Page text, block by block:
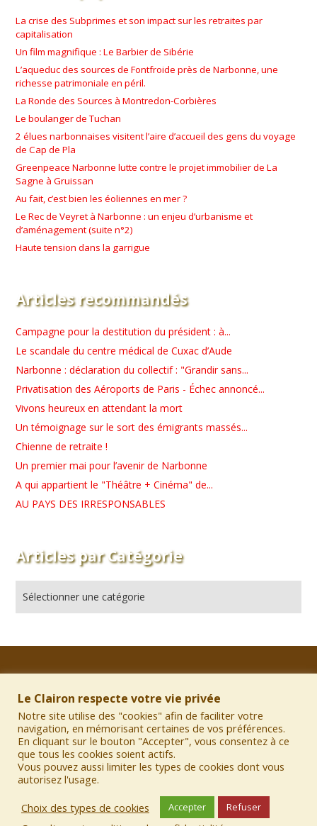
La crise des Subprimes et son impact sur les retraites par
capitalisation
Un film magnifique : Le Barbier de Sibérie
L’aqueduc des sources de Fontfroide près de Narbonne, une
richesse patrimoniale en péril.
La Ronde des Sources à Montredon-Corbières
Le boulanger de Tuchan
2 élues narbonnaises visitent l’aire d’accueil des gens du voyage
de Cap de Pla
Greenpeace Narbonne lutte contre le projet immobilier de La
Sagne à Gruissan
Au fait, c’est bien les éoliennes en mer ?
Le Rec de Veyret à Narbonne : un enjeu d’urbanisme et
d’aménagement (suite n°2)
Haute tension dans la garrigue
Articles recommandés
Campagne pour la destitution du président : à...
Le scandale du centre médical de Cuxac d’Aude
Narbonne : déclaration du collectif : "Grandir sans...
Privatisation des Aéroports de Paris - Échec annoncé...
Vivons heureux en attendant la mort
Un témoignage sur le sort des émigrants massés...
Chienne de retraite !
Un premier mai pour l’avenir de Narbonne
A qui appartient le "Théâtre + Cinéma" de...
AU PAYS DES IRRESPONSABLES
Articles par Catégorie
•Mentions légales
•Charte des Contributions
•Politique de Confidentialité
Le Clairon respecte votre vie privée
Notre site utilise des "cookies" afin de faciliter votre
navigation, en mémorisant certaines de vos préférences.
En cliquant sur le bouton "Accepter", vous consentez à ce
que tous les cookies soient actifs.
Vous pouvez aussi limiter les types de cookies dont vous
autorisez l'usage.
Choix des types de cookies
Accepter Refuser